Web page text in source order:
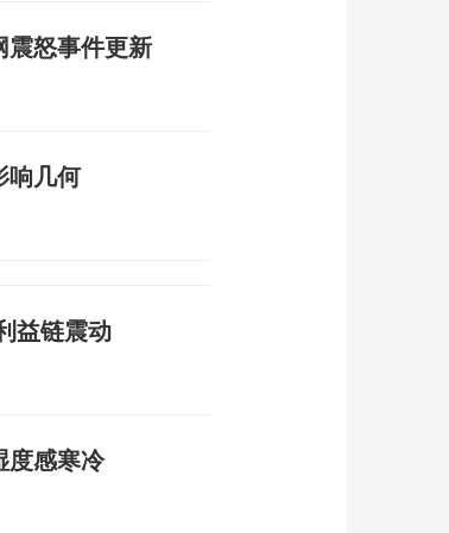
震怒事件更新
响几何
益链震动
度感寒冷